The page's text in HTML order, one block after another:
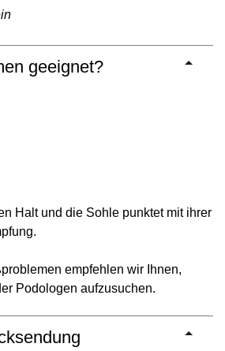
geeignet?
Halt und die Sohle punktet mit ihrer
empfehlen wir Ihnen,
Podologen aufzusuchen.